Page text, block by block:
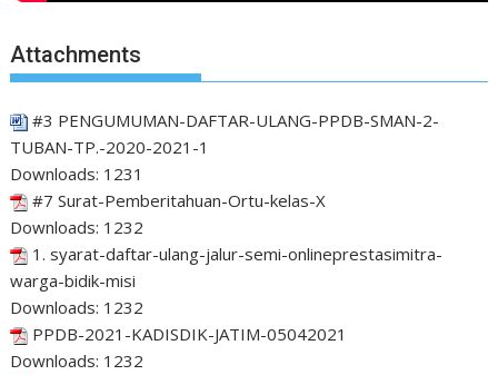
Attachments
#3 PENGUMUMAN-DAFTAR-ULANG-PPDB-SMAN-2-
TUBAN-TP.-2020-2021-1
Downloads: 1231
#7 Surat-Pemberitahuan-Ortu-kelas-X
Downloads: 1232
1. syarat-daftar-ulang-jalur-semi-onlineprestasimitra-
warga-bidik-misi
Downloads: 1232
PPDB-2021-KADISDIK-JATIM-05042021
Downloads: 1232